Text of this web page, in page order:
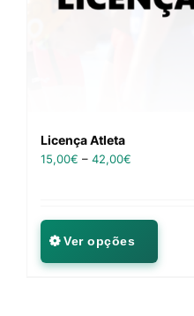
Licença Atleta
15,00€ – 42,00€
Ver opções